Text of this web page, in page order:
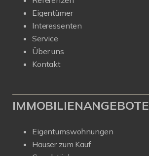
Eigentümer
Interessenten
Service
Über uns
Kontakt
IMMOBILIENANGEBOTE
Eigentumswohnungen
Häuser zum Kauf